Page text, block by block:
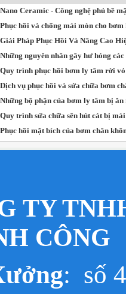
Nano Ceramic - Công nghệ phủ bề
Phục hồi và chống mài mòn cho
Giải Pháp Phục Hồi Và Nâng Cao
Những nguyên nhân gây hư hỏng
Quy trình phục hồi bơm ly tâm rời vỏ
Dịch vụ phục hồi và sửa chữa bơm
Những bộ phận của bơm ly tâm bị
Quy trình sửa chữa sên hút cát bị
Phục hồi mặt bích của bơm chân
TY
CÔNG
: số